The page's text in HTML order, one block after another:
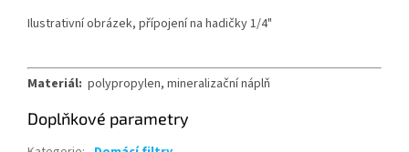
Ilustrativní obrázek, přípojení na hadičky 1/4"
Materiál: polypropylen, mineralizační náplň
Doplňkové parametry